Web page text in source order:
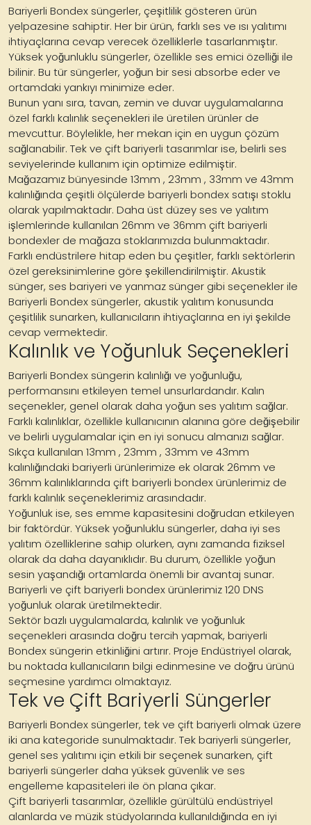
Bariyerli Bondex süngerler, çeşitlilik gösteren ürün
yelpazesine sahiptir. Her bir ürün, farklı ses ve ısı yalıtımı
ihtiyaçlarına cevap verecek özelliklerle tasarlanmıştır.
Yüksek yoğunluklu süngerler, özellikle ses emici özelliği ile
bilinir. Bu tür süngerler, yoğun bir sesi absorbe eder ve
ortamdaki yankıyı minimize eder.
Bunun yanı sıra, tavan, zemin ve duvar uygulamalarına
özel farklı kalınlık seçenekleri ile üretilen ürünler de
mevcuttur. Böylelikle, her mekan için en uygun çözüm
sağlanabilir. Tek ve çift bariyerli tasarımlar ise, belirli ses
seviyelerinde kullanım için optimize edilmiştir.
Mağazamız bünyesinde 13mm , 23mm , 33mm ve 43mm
kalınlığında çeşitli ölçülerde bariyerli bondex satışı stoklu
olarak yapılmaktadır. Daha üst düzey ses ve yalıtım
işlemlerinde kullanılan 26mm ve 36mm çift bariyerli
bondexler de mağaza stoklarımızda bulunmaktadır.
Farklı endüstrilere hitap eden bu çeşitler, farklı sektörlerin
özel gereksinimlerine göre şekillendirilmiştir. Akustik
sünger, ses bariyeri ve yanmaz sünger gibi seçenekler ile
Bariyerli Bondex süngerler, akustik yalıtım konusunda
çeşitlilik sunarken, kullanıcıların ihtiyaçlarına en iyi şekilde
cevap vermektedir.
Kalınlık ve Yoğunluk Seçenekleri
Bariyerli Bondex süngerin kalınlığı ve yoğunluğu,
performansını etkileyen temel unsurlardandır. Kalın
seçenekler, genel olarak daha yoğun ses yalıtım sağlar.
Farklı kalınlıklar, özellikle kullanıcının alanına göre değişebilir
ve belirli uygulamalar için en iyi sonucu almanızı sağlar.
Sıkça kullanılan 13mm , 23mm , 33mm ve 43mm
kalınlığındaki bariyerli ürünlerimize ek olarak 26mm ve
36mm kalınlıklarında çift bariyerli bondex ürünlerimiz de
farklı kalınlık seçeneklerimiz arasındadır.
Yoğunluk ise, ses emme kapasitesini doğrudan etkileyen
bir faktördür. Yüksek yoğunluklu süngerler, daha iyi ses
yalıtım özelliklerine sahip olurken, aynı zamanda fiziksel
olarak da daha dayanıklıdır. Bu durum, özellikle yoğun
sesin yaşandığı ortamlarda önemli bir avantaj sunar.
Bariyerli ve çift bariyerli bondex ürünlerimiz 120 DNS
yoğunluk olarak üretilmektedir.
Sektör bazlı uygulamalarda, kalınlık ve yoğunluk
seçenekleri arasında doğru tercih yapmak, bariyerli
Bondex süngerin etkinliğini artırır. Proje Endüstriyel olarak,
bu noktada kullanıcıların bilgi edinmesine ve doğru ürünü
seçmesine yardımcı olmaktayız.
Tek ve Çift Bariyerli Süngerler
Bariyerli Bondex süngerler, tek ve çift bariyerli olmak üzere
iki ana kategoride sunulmaktadır. Tek bariyerli süngerler,
genel ses yalıtımı için etkili bir seçenek sunarken, çift
bariyerli süngerler daha yüksek güvenlik ve ses
engelleme kapasiteleri ile ön plana çıkar.
Çift bariyerli tasarımlar, özellikle gürültülü endüstriyel
alanlarda ve müzik stüdyolarında kullanıldığında en iyi